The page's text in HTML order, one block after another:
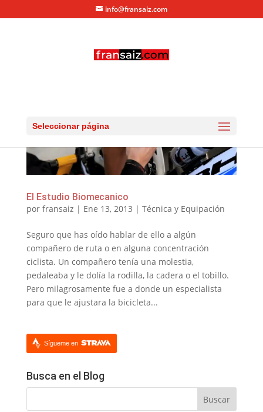
info@fransaiz.com
Seleccionar página
El Estudio Biomecanico
por fransaiz | Ene 13, 2013 | Técnica y Equipación
Seguro que has oído hablar de ello a algún
compañero de ruta o en alguna concentración
ciclista. Un compañero tenía una molestia,
pedaleaba y le dolía la rodilla, la cadera o el tobillo.
Pero milagrosamente fue a donde un especialista
para que le ajustara la bicicleta...
Sígueme en
Busca en el Blog